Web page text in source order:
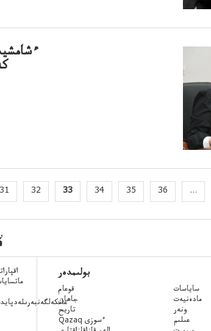
31 32 33 34 35 36 ...
بولىمدەر
قوعام
جاھان
تاريح
Qazaq ءسوزى
ساياسات
مادەنيەت
ونەر
عىلىم